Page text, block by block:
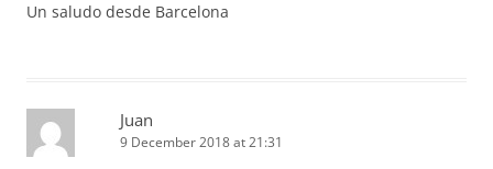
Un saludo desde Barcelona
Juan
9 December 2018 at 21:31